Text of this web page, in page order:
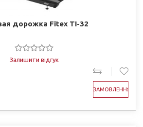
дорожка Fitex TI-32
Залишити відгук
ЗАМОВЛЕННЯ